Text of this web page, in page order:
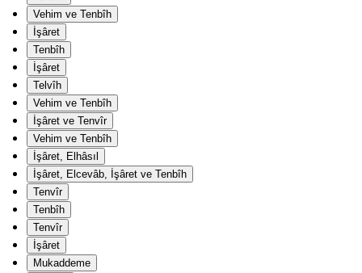
Vehim ve Tenbîh
İşâret
Tenbîh
İşâret
Telvîh
Vehim ve Tenbîh
İşâret ve Tenvîr
Vehim ve Tenbîh
İşâret, Elhâsıl
İşâret, Elcevâb, İşâret ve Tenbîh
Tenvîr
Tenbîh
Tenvîr
İşâret
Mukaddeme